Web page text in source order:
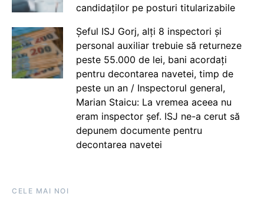
candidaților pe posturi titularizabile
Șeful ISJ Gorj, alți 8 inspectori și
personal auxiliar trebuie să returneze
peste 55.000 de lei, bani acordați
pentru decontarea navetei, timp de
peste un an / Inspectorul general,
Marian Staicu: La vremea aceea nu
eram inspector șef. ISJ ne-a cerut să
depunem documente pentru
decontarea navetei
CELE MAI NOI